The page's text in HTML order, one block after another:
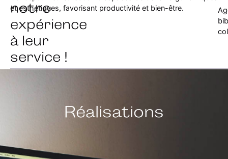
notre
expérience
à leur
service !
et esthétiques, favorisant productivité et bien-être.
Réalisations